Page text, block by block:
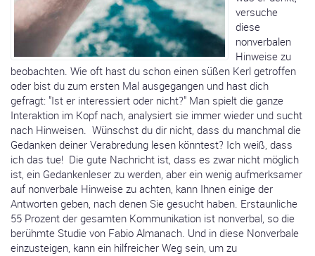
versuche
diese
nonverbalen
Hinweise zu
beobachten. Wie oft hast du schon einen süßen Kerl getroffen
oder bist du zum ersten Mal ausgegangen und hast dich
gefragt: "Ist er interessiert oder nicht?" Man spielt die ganze
Interaktion im Kopf nach, analysiert sie immer wieder und sucht
nach Hinweisen. Wünschst du dir nicht, dass du manchmal die
Gedanken deiner Verabredung lesen könntest? Ich weiß, dass
ich das tue! Die gute Nachricht ist, dass es zwar nicht möglich
ist, ein Gedankenleser zu werden, aber ein wenig aufmerksamer
auf nonverbale Hinweise zu achten, kann Ihnen einige der
Antworten geben, nach denen Sie gesucht haben. Erstaunliche
55 Prozent der gesamten Kommunikation ist nonverbal, so die
berühmte Studie von Fabio Almanach. Und in diese Nonverbale
einzusteigen, kann ein hilfreicher Weg sein, um zu